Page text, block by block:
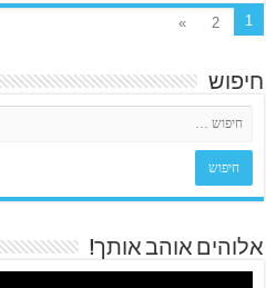
1
2
»
חיפוש
אלוהים אוהב אותך!